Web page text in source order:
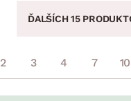
ĎALŠÍCH 15
2 3 4 7 10